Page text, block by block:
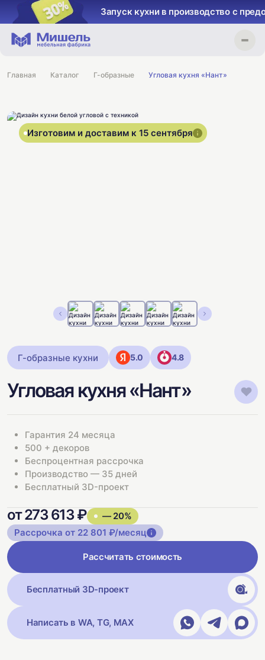
Запуск кухни в производство с
Главная Каталог Г-образные Угловая кухня «Нант»
Изготовим и доставим к 15 сентября
Г-образные кухни 5.0 4.8
Угловая кухня «Нант»
Гарантия 24 месяца
500 + декоров
Беспроцентная рассрочка
Производство — 35 дней
Бесплатный 3D-проект
от 273 613 ₽
— 20%
Рассрочка от 22 801 ₽/месяц
Рассчитать стоимость
Бесплатный 3D-проект
Написать в WA, TG, MAX